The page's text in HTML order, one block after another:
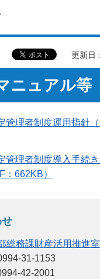
更新日
ニュアル等
管理者制度運用指針（
管理者制度導入手続
：662KB）
総務課財産活用推進室
31-1153
42-2001